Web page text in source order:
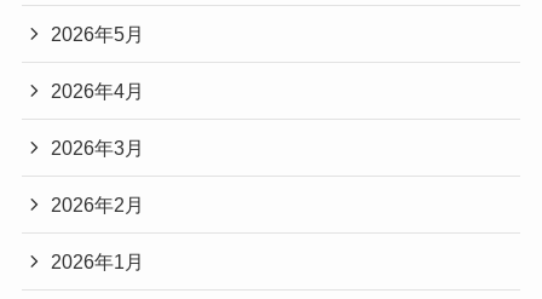
2026年5月
2026年4月
2026年3月
2026年2月
2026年1月